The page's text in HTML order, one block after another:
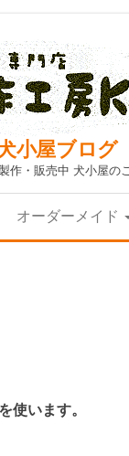
小屋ブログ
・販売中 犬小屋の
オーダーメイド
使います。